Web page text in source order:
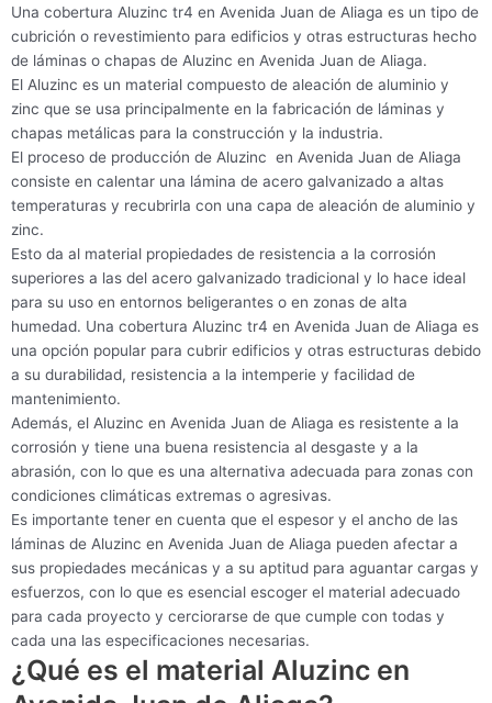
Una cobertura Aluzinc tr4 en Avenida Juan de Aliaga es un tipo de
cubrición o revestimiento para edificios y otras estructuras hecho
de láminas o chapas de Aluzinc en Avenida Juan de Aliaga.
El Aluzinc es un material compuesto de aleación de aluminio y
zinc que se usa principalmente en la fabricación de láminas y
chapas metálicas para la construcción y la industria.
El proceso de producción de Aluzinc en Avenida Juan de Aliaga
consiste en calentar una lámina de acero galvanizado a altas
temperaturas y recubrirla con una capa de aleación de aluminio y
zinc.
Esto da al material propiedades de resistencia a la corrosión
superiores a las del acero galvanizado tradicional y lo hace ideal
para su uso en entornos beligerantes o en zonas de alta
humedad. Una cobertura Aluzinc tr4 en Avenida Juan de Aliaga es
una opción popular para cubrir edificios y otras estructuras debido
a su durabilidad, resistencia a la intemperie y facilidad de
mantenimiento.
Además, el Aluzinc en Avenida Juan de Aliaga es resistente a la
corrosión y tiene una buena resistencia al desgaste y a la
abrasión, con lo que es una alternativa adecuada para zonas con
condiciones climáticas extremas o agresivas.
Es importante tener en cuenta que el espesor y el ancho de las
láminas de Aluzinc en Avenida Juan de Aliaga pueden afectar a
sus propiedades mecánicas y a su aptitud para aguantar cargas y
esfuerzos, con lo que es esencial escoger el material adecuado
para cada proyecto y cerciorarse de que cumple con todas y
cada una las especificaciones necesarias.
¿Qué es el material Aluzinc en